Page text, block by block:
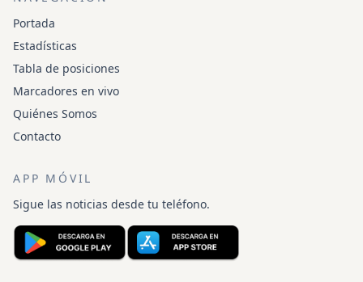
Portada
Estadísticas
Tabla de posiciones
Marcadores en vivo
Quiénes Somos
Contacto
APP MÓVIL
Sigue las noticias desde tu teléfono.